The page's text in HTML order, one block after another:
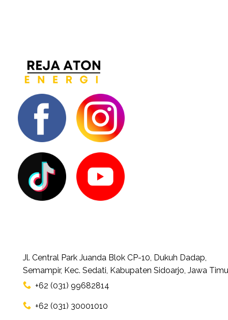
Jl. Central Park Juanda Blok CP-10, Dukuh Dadap,
Semampir, Kec. Sedati, Kabupaten Sidoarjo, Jawa
+62 (031) 99682814
+62 (031) 30001010